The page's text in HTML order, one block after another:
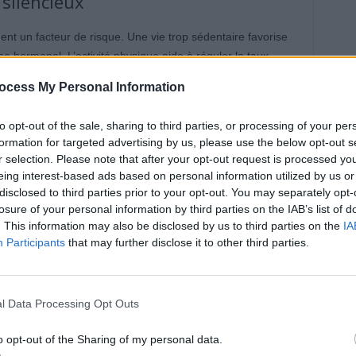
My Personal Information
opt-out of the sale, sharing to third parties, or processing of your
for targeted advertising by us, please use the below opt-out
selection. Please note that after your opt-out request is processed
interest-based ads based on personal information utilized by us
to third parties prior to your opt-out. You may separately
of your personal information by third parties on the IAB’s list of
This information may also be disclosed by us to third parties on the
Participants that may further disclose it to other third parties.
Data Processing Opt Outs
opt-out of the Sharing of my personal data.
un facteur de risque. Une vie trop sédentaire favorise
hormonal. L’activité physique aide à réguler le taux
dans la croissance des cellules cancéreuses. Elle
l’organisme. Les experts recommandent au moins
comme la marche rapide ou le vélo. Bouger
de cancer du sein ainsi que celui d’autres maladies
de vie qui peuvent
après la ménopause
le risque de cancer du sein, surtout après la
production d’œstrogènes, hormones qui peuvent
La graisse favorise aussi l’inflammation chronique et